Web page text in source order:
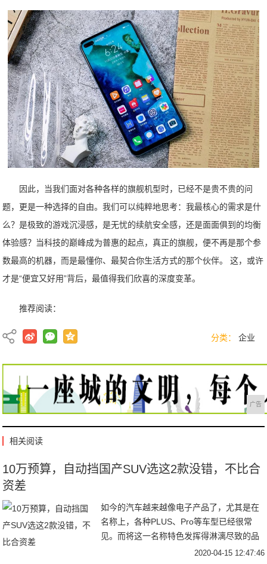
因此，当我们面对各种各样的旗舰机型时，已经不是贵不贵的问
题，更是一种选择的自由。我们可以纯粹地思考：我最核心的需求是什
么？是极致的游戏沉浸感，是无忧的续航安全感，还是面面俱到的均衡
体验感？当科技的巅峰成为普惠的起点，真正的旗舰，便不再是那个参
数最高的机器，而是最懂你、最契合你生活方式的那个伙伴。 这，或许
才是“便宜又好用”背后，最值得我们欣喜的深度变革。
推荐阅读：
分类： 企业
广告
相关阅读
10万预算，自动挡国产SUV选这2款没错，不比合
资差
如今的汽车越来越像电子产品了，尤其是在
名称上，各种PLUS、Pro等车型已经很常
见。而将这一名称特色发挥得淋漓尽致的品
牌当数长安了，从CS35PLUS到2020-04-15 12:47:46